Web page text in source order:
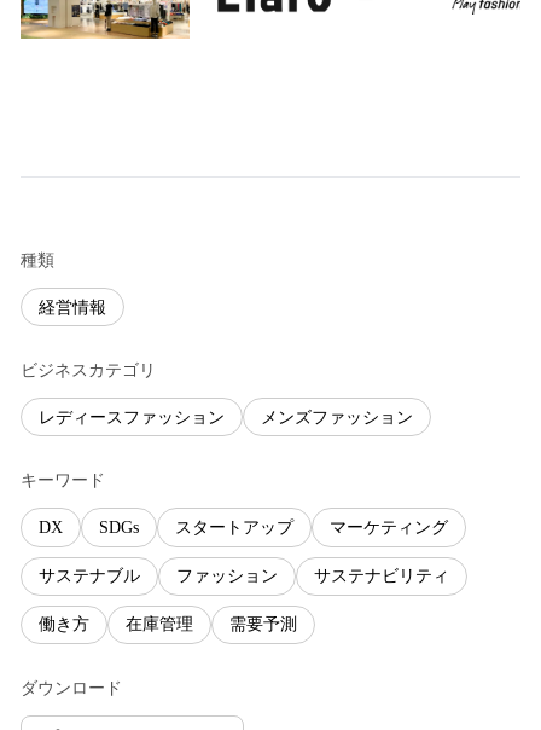
種類
経営情報
ビジネスカテゴリ
レディースファッション メンズファッション
キーワード
DX SDGs スタートアップ マーケティング
サステナブル ファッション サステナビリティ
働き方 在庫管理 需要予測
ダウンロード